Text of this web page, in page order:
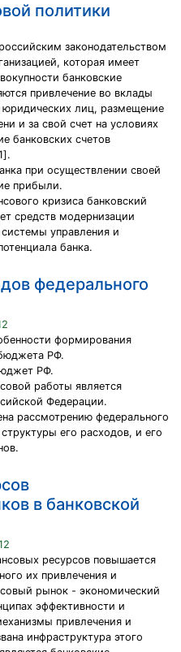
политики
законодательством
которая имеет
банковские
привлечение во вклады
лиц, размещение
и за свой счет на условиях
банковских счетов
при осуществлении своей
прибыли.
кризиса банковский
средств модернизации
управления и
банка.
федерального
формирования
РФ.
РФ.
работы является
Федерации.
рассмотрению федерального
его расходов, и его
в банковской
ресурсов повышается
их привлечения и
рынок - экономический
эффективности и
привлечения и
инфраструктура этого